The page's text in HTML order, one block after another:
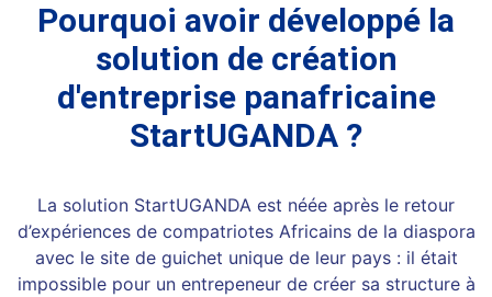
Pourquoi avoir développé la
solution de création
d'entreprise panafricaine
StartUGANDA ?
La solution StartUGANDA est néée après le retour
d’expériences de compatriotes Africains de la diaspora
avec le site de guichet unique de leur pays : il était
impossible pour un entrepeneur de créer sa structure à